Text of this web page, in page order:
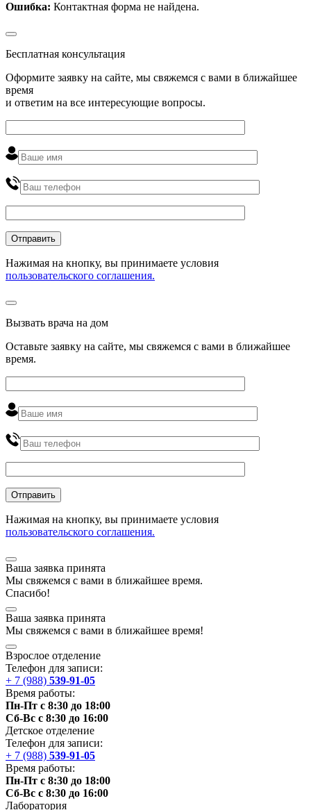
Ошибка: Контактная форма не найдена.
Бесплатная консультация
Оформите заявку на сайте, мы свяжемся с вами в ближайшее
время
и ответим на все интересующие вопросы.
Нажимая на кнопку, вы принимаете условия
пользовательского соглашения.
Вызвать врача на дом
Оставьте заявку на сайте, мы свяжемся с вами в ближайшее
время.
Нажимая на кнопку, вы принимаете условия
пользовательского соглашения.
Ваша заявка принята
Мы свяжемся с вами в ближайшее время.
Спасибо!
Ваша заявка принята
Мы свяжемся с вами в ближайшее время!
Взрослое отделение
Телефон для записи:
+ 7 (988) 539-91-05
Время работы:
Пн-Пт с 8:30 до 18:00
Сб-Вс с 8:30 до 16:00
Детское отделение
Телефон для записи:
+ 7 (988) 539-91-05
Время работы:
Пн-Пт с 8:30 до 18:00
Сб-Вс с 8:30 до 16:00
Лаборатория